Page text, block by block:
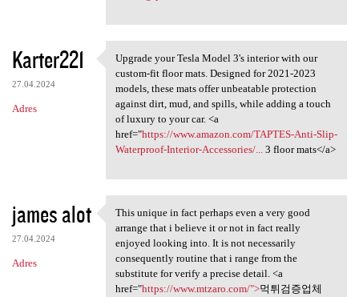
Karter221
27.04.2024
Adres
Upgrade your Tesla Model 3's
Upgrade your Tesla Model 3's interior with our
custom-fit floor mats. Designed for 2021-2023
models, these mats offer unbeatable protection
against dirt, mud, and spills, while adding a touch
of luxury to your car. <a
href="https://www.amazon.com/TAPTES-Anti-Slip-
Waterproof-Interior-Accessories/...3 floor mats</a>
james alot
27.04.2024
Adres
This unique in fact perhaps
This unique in fact perhaps even a very good
arrange that i believe it or not in fact really
enjoyed looking into. It is not necessarily
consequently routine that i range from the
substitute for verify a precise detail. <a
href="https://www.mtzaro.com/">먹튀검증업체